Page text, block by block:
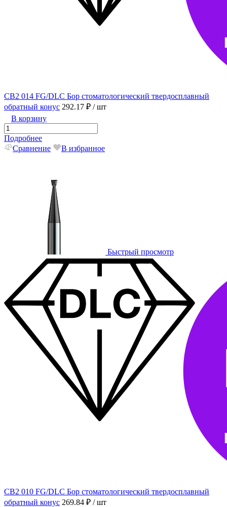
CB2 014 FG/DLC Бор стоматологический твердосплавный
обратный конус 292.17 ₽ / шт
В корзину
Подробнее
Сравнение
В избранное
Быстрый просмотр
CB2 010 FG/DLC Бор стоматологический твердосплавный
обратный конус 269.84 ₽ / шт